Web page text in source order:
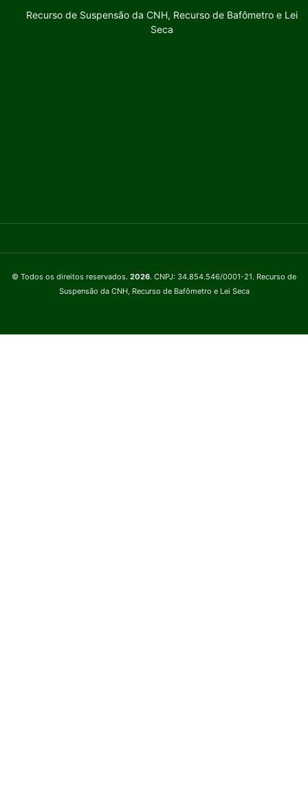
Recurso de Suspensão da CNH, Recurso de Bafômetro e Lei
Seca
© Todos os direitos reservados. 2026. CNPJ: 34.854.546/0001-21. Recurso de
Suspensão da CNH, Recurso de Bafômetro e Lei Seca